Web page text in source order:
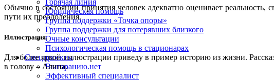
Горячая линия
Юридическая помощь
Группа поддержки «Точка опоры»
Группа поддержки для потерявших близкого
Очные консультации
Психологическая помощь в стационарах
Спецпроекты
Выгоранию.нет
Эффективный специалист
Обычно в состоянии принятия человек адекватно оценивает
пути их преодоления.
Иллюстрация.
Для более яркой иллюстрации приведу в пример историю из жизни.
в голову – Алина.